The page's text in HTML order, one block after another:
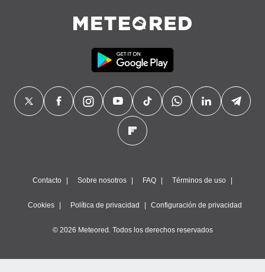
de
Contacto Sobre nosotros FAQ Términos de uso
Cookies Política de privacidad Configuración de privacidad
© 2026 Meteored. Todos los derechos reservados